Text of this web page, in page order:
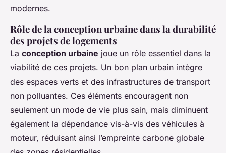
modernes.
Rôle de la conception urbaine dans la durabilité
des projets de logements
La conception urbaine joue un rôle essentiel dans la
viabilité de ces projets. Un bon plan urbain intègre
des espaces verts et des infrastructures de transport
non polluantes. Ces éléments encouragent non
seulement un mode de vie plus sain, mais diminuent
également la dépendance vis-à-vis des véhicules à
moteur, réduisant ainsi l’empreinte carbone globale